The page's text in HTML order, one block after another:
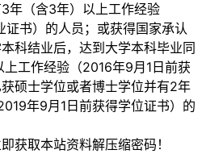
年（含3年）以上工作经验
证书）的人员；或获得国家承认
科结业后，达到大学本科毕业同
工作经验（2016年9月1日前获
硕士学位或者博士学位并有2年
年9月1日前获得学位证书）的
获取本站资料解压缩密码！